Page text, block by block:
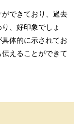
できており、過去
、好印象でしょ
体的に示されてお
えることができて